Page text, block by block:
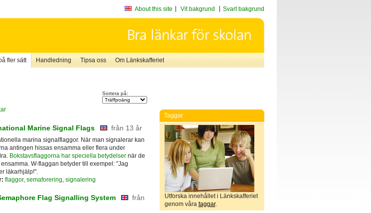
About this site Vit bakgrund Svart bakgrund
fler sätt Handledning Tipsa oss Om Länkskafferiet
Sortera på:
Marine Signal Flags från 13 år
marina signalflaggor. När man signalerar kan
antingen hissas ensamma eller flera under
Bokstavsflaggorna har speciella betydelsernär de
W-flaggan betyder till exempel: "Jag
läkarhjälp!".
flaggor, semaforering signalering
Flag Signalling System
från
Taggar
Utforska innehållet i Länkskafferiet
genom våra taggar.